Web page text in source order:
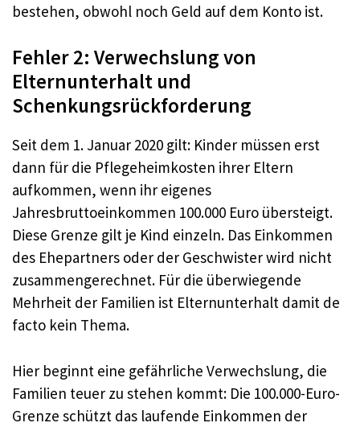
bestehen, obwohl noch Geld auf dem Konto ist.
Fehler 2: Verwechslung von
Elternunterhalt und
Schenkungsrückforderung
Seit dem 1. Januar 2020 gilt: Kinder müssen erst
dann für die Pflegeheimkosten ihrer Eltern
aufkommen, wenn ihr eigenes
Jahresbruttoeinkommen 100.000 Euro übersteigt.
Diese Grenze gilt je Kind einzeln. Das Einkommen
des Ehepartners oder der Geschwister wird nicht
zusammengerechnet. Für die überwiegende
Mehrheit der Familien ist Elternunterhalt damit de
facto kein Thema.
Hier beginnt eine gefährliche Verwechslung, die
Familien teuer zu stehen kommt: Die 100.000-Euro-
Grenze schützt das laufende Einkommen der